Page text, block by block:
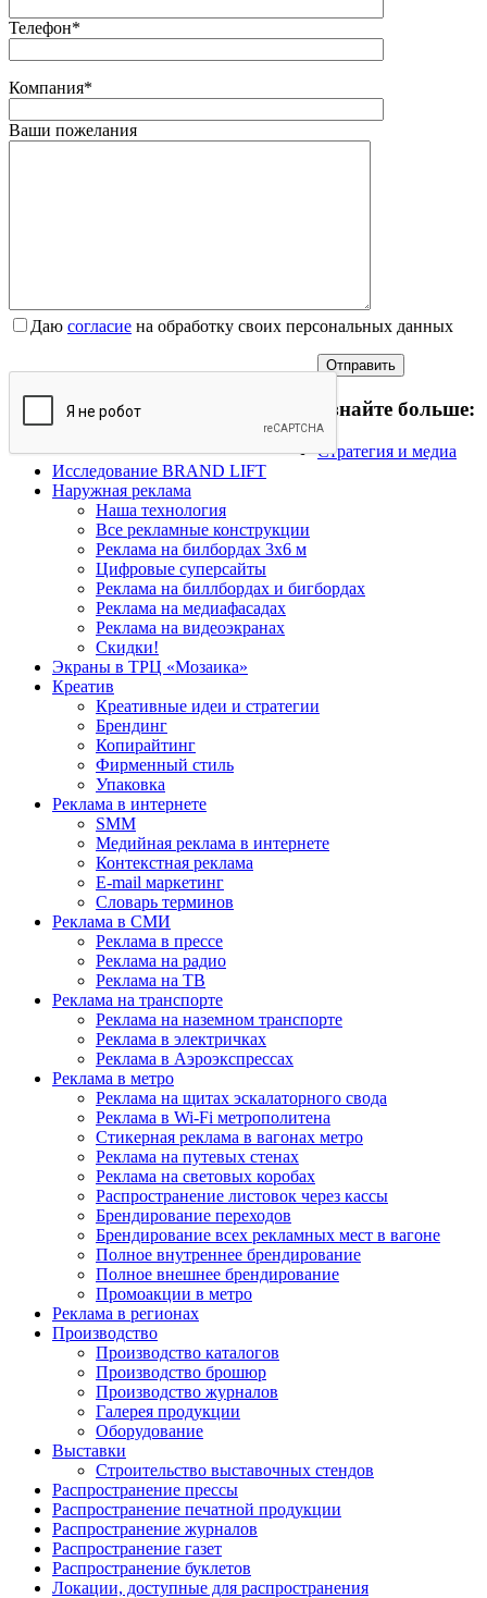
Телефон*
Компания*
Ваши пожелания
Даю согласие на обработку своих персональных данных
Узнайте больше:
Стратегия и медиа
Исследование BRAND LIFT
Наружная реклама
Наша технология
Все рекламные конструкции
Реклама на билбордах 3х6 м
Цифровые суперсайты
Реклама на биллбордах и бигбордах
Реклама на медиафасадах
Реклама на видеоэкранах
Скидки!
Экраны в ТРЦ «Мозаика»
Креатив
Креативные идеи и стратегии
Брендинг
Копирайтинг
Фирменный стиль
Упаковка
Реклама в интернете
SMM
Медийная реклама в интернете
Контекстная реклама
E-mail маркетинг
Словарь терминов
Реклама в СМИ
Реклама в прессе
Реклама на радио
Реклама на ТВ
Реклама на транспорте
Реклама на наземном транспорте
Реклама в электричках
Реклама в Аэроэкспрессах
Реклама в метро
Реклама на щитах эскалаторного свода
Реклама в Wi-Fi метрополитена
Стикерная реклама в вагонах метро
Реклама на путевых стенах
Реклама на световых коробах
Распространение листовок через кассы
Брендирование переходов
Брендирование всех рекламных мест в вагоне
Полное внутреннее брендирование
Полное внешнее брендирование
Промоакции в метро
Реклама в регионах
Производство
Производство каталогов
Производство брошюр
Производство журналов
Галерея продукции
Оборудование
Выставки
Строительство выставочных стендов
Распространение прессы
Распространение печатной продукции
Распространение журналов
Распространение газет
Распространение буклетов
Локации, доступные для распространения